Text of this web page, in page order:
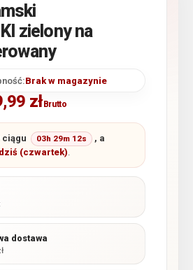
zielony na
Brak w magazynie
złBrutto
ciągu 03h 29m 11s
, a
dziś (czwartek).
dostawa